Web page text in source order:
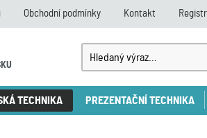
Obchodní podmínky Kontakt
TECHNIKA PREZENTAČNÍ TECHNIKA